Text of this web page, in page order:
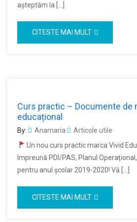
aşteptăm la […]
CITESTE MAI MULT
Curs practic – Documente de
educațional
By: Anamaria
Articole utile
Un nou curs practic marca Vivid
împreună PDI/PAS, Planul
pentru anul școlar 2019-2020! Vă […]
CITESTE MAI MULT